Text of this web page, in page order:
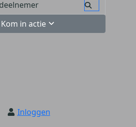
Kom in actie
Inloggen